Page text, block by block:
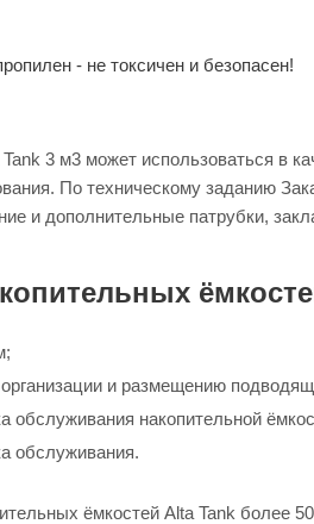
- не токсичен и безопасен!
3 м3 может использоваться в
По техническому заданию
и дополнительные патрубки,
и размещению
обслуживания накопительной
обслуживания.
ёмкостей Alta Tank более